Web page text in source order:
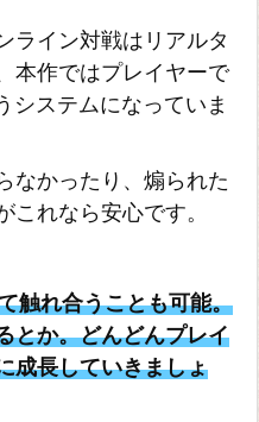
ライン対戦はリアルタ
本作ではプレイヤーで
システムになっていま
なかったり、煽られた
これなら安心です。
触れ合うことも可能。
とか。どんどんプレイ
成長していきましょ